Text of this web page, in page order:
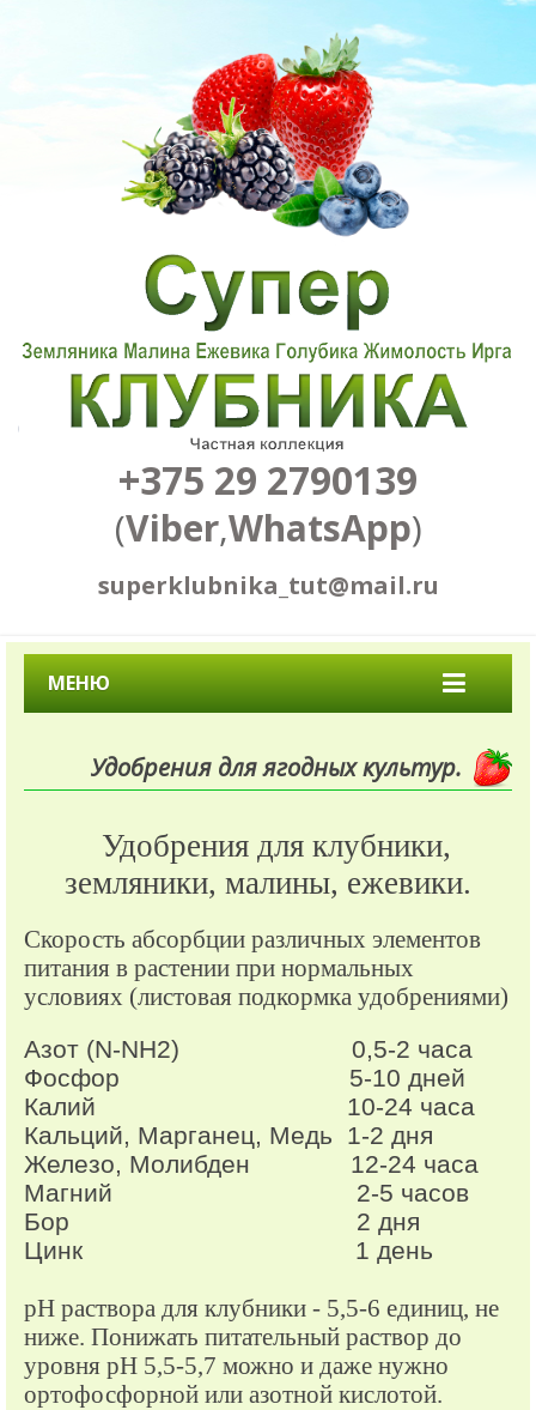
+375 29 2790139
(Viber,WhatsApp)
superklubnika_tut@mail.ru
МЕНЮ
Удобрения для ягодных культур.
Удобрения для клубники,
земляники, малины, ежевики.
Скорость абсорбции различных элементов
питания в растении при нормальных
условиях (листовая подкормка удобрениями)
Азот (N-NН2) 0,5-2 часа
Фосфор 5-10 дней
Калий 10-24 часа
Кальций, Марганец, Медь 1-2 дня
Железо, Молибден 12-24 часа
Магний 2-5 часов
Бор 2 дня
Цинк 1 день
pH раствора для клубники - 5,5-6 единиц, не
ниже. Понижать питательный раствор до
уровня рН 5,5-5,7 можно и даже нужно
ортофосфорной или азотной кислотой.